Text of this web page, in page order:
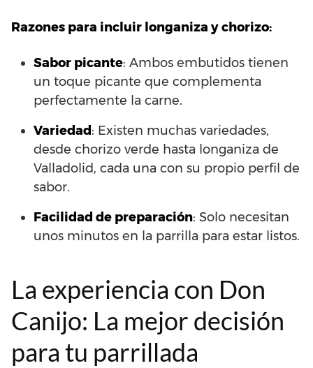
Razones para incluir longaniza y chorizo:
Sabor picante: Ambos embutidos tienen
un toque picante que complementa
perfectamente la carne.
Variedad : Existen muchas variedades,
desde chorizo verde hasta longaniza de
Valladolid, cada una con su propio perfil de
sabor.
Facilidad de preparación: Solo necesitan
unos minutos en la parrilla para estar listos.
La experiencia con Don
Canijo: La mejor decisión
para tu parrillada